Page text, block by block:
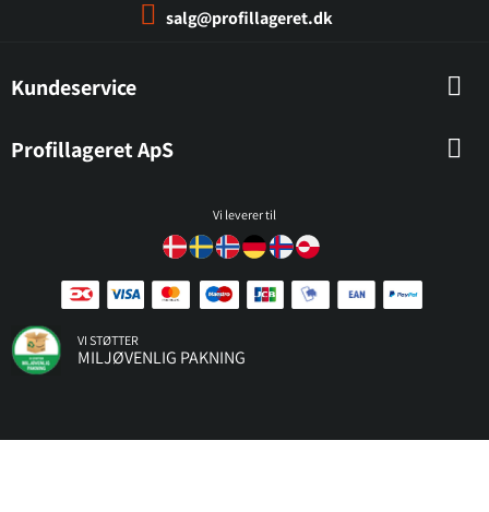
salg@profillageret.dk
Kundeservice
Profillageret ApS
Vi leverer til
VI STØTTER
MILJØVENLIG PAKNING